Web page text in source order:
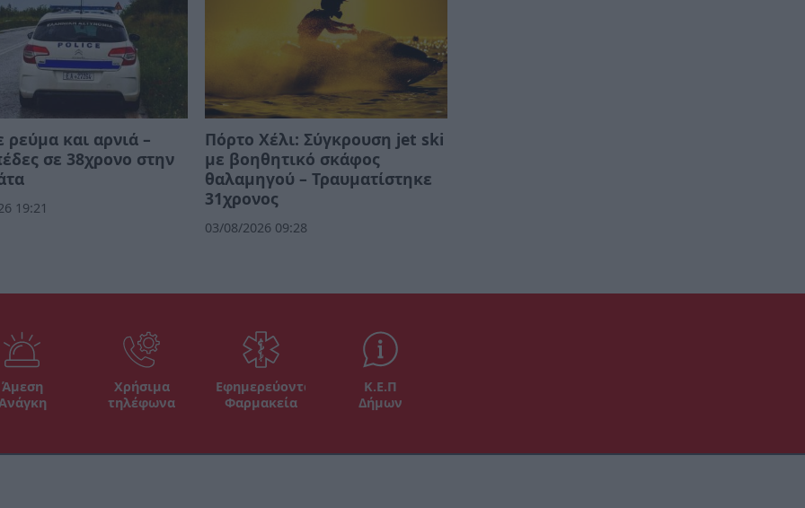
ρεύμα και αρνιά –
σε 38χρονο στην
19:21
Πόρτο Χέλι: Σύγκρουση jet ski
με βοηθητικό σκάφος
θαλαμηγού – Τραυματίστηκε
31χρονος
03/08/2026 09:28
Άμεση
Χρήσιμα
τηλέφωνα
Εφημερεύοντα
Φαρμακεία
Κ.Ε.Π
Δήμων